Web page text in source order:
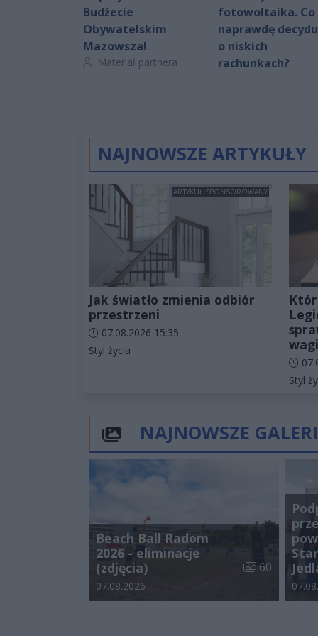
Budżecie
Obywatelskim
Mazowsza!
Autor artykułu:
Materiał partnera
fotowoltaika. Co
naprawdę
o niskich
rachunkach?
NAJNOWSZE ARTYKUŁY
ARTYKUŁ SPONSOROWANY
Jak światło zmienia odbiór
przestrzeni
Data dodania artykułu:
07.08.2026 15:35
Kategorie artykułu:
Styl życia
Data
Styl
NAJNOWSZE
Beach Ball Radom
2026 - eliminacje
(zdjęcia)
Liczba zdjęć
60
Data dodania galerii:
07.08.2026 Data